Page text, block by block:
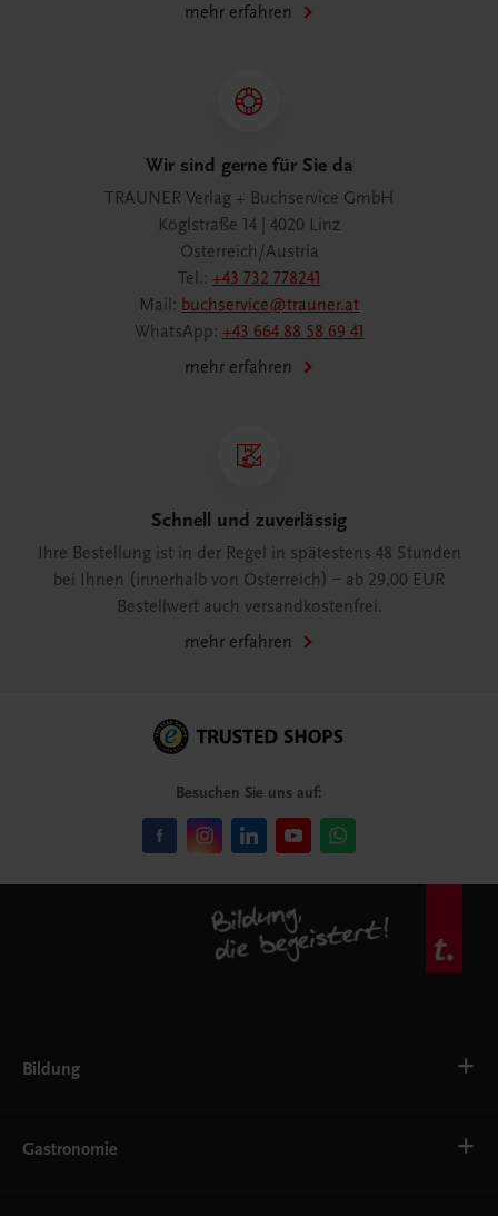
mehr erfahren
Wir sind gerne für Sie da
TRAUNER Verlag + Buchservice GmbH
Köglstraße 14 | 4020 Linz
Österreich/Austria
Tel.: +43 732 778241
Mail: buchservice@trauner.at
WhatsApp: +43 664 88 58 69 41
mehr erfahren
Schnell und zuverlässig
Ihre Bestellung ist in der Regel in spätestens 48 Stunden
bei Ihnen (innerhalb von Österreich) – ab 29,00 EUR
Bestellwert auch versandkostenfrei.
mehr erfahren
Besuchen Sie uns auf:
Bildung
AHS
Gastronomie